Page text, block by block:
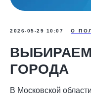
2026-05-29 10:07 О
ГОРОДА
В Московской